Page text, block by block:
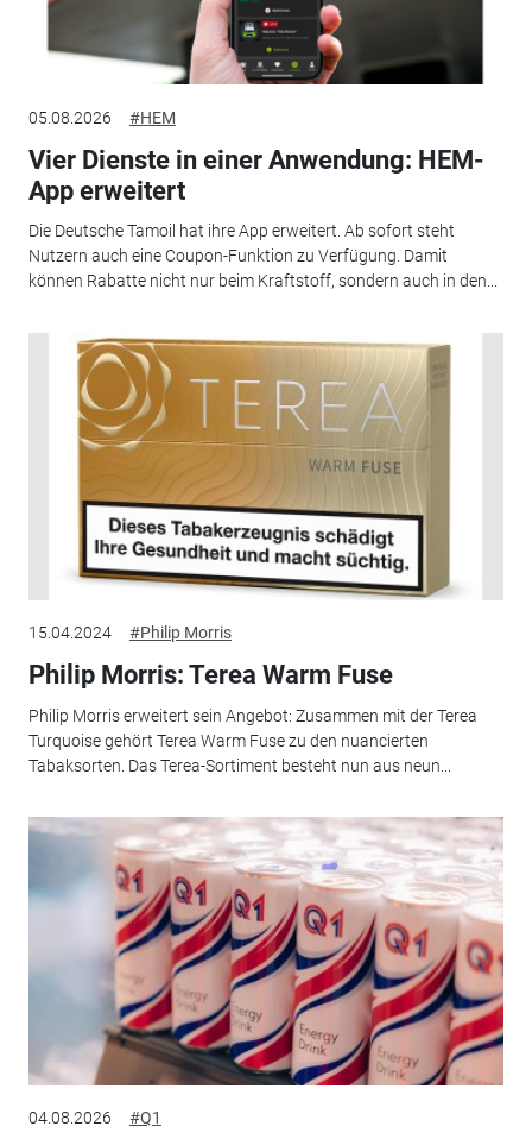
05.08.2026 #HEM
Vier Dienste in einer Anwendung: HEM-
App erweitert
Die Deutsche Tamoil hat ihre App erweitert. Ab sofort steht
Nutzern auch eine Coupon-Funktion zu Verfügung. Damit
können Rabatte nicht nur beim Kraftstoff, sondern auch in den...
15.04.2024 #Philip Morris
Philip Morris: Terea Warm Fuse
Philip Morris erweitert sein Angebot: Zusammen mit der Terea
Turquoise gehört Terea Warm Fuse zu den nuancierten
Tabaksorten. Das Terea-Sortiment besteht nun aus neun...
04.08.2026 #Q1